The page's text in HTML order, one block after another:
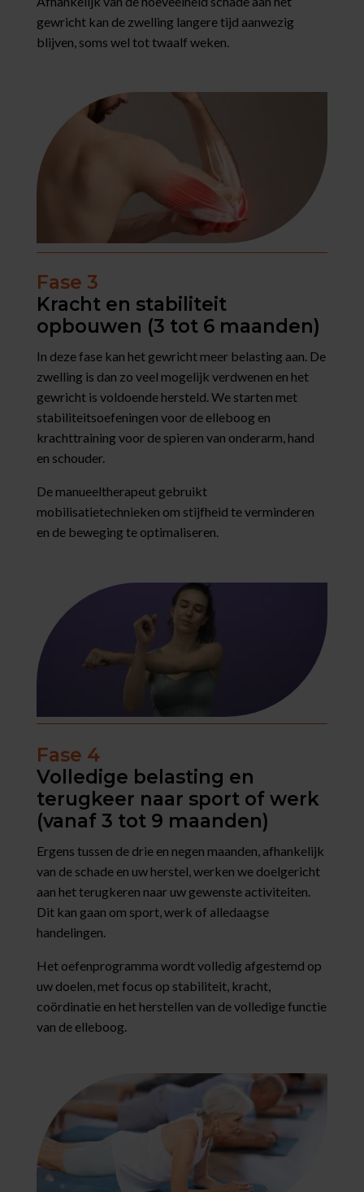
gewricht kan de zwelling langere tijd aanwezig
blijven, soms wel tot twaalf weken.
Fase 3
Kracht en stabiliteit
opbouwen (3 tot 6 maanden)
In deze fase kan het gewricht meer belasting aan. De
zwelling is dan zo veel mogelijk verdwenen en het
gewricht is voldoende hersteld. We starten met
stabiliteitsoefeningen voor de elleboog en
krachttraining voor de spieren van onderarm, hand
en schouder.
De manueeltherapeut gebruikt
mobilisatietechnieken om stijfheid te verminderen
en de beweging te optimaliseren.
Fase 4
Volledige belasting en
terugkeer naar sport of werk
(vanaf 3 tot 9 maanden)
Ergens tussen de drie en negen maanden, afhankelijk
van de schade en uw herstel, werken we doelgericht
aan het terugkeren naar uw gewenste activiteiten.
Dit kan gaan om sport, werk of alledaagse
handelingen.
Het oefenprogramma wordt volledig afgestemd op
uw doelen, met focus op stabiliteit, kracht,
coördinatie en het herstellen van de volledige functie
van de elleboog.